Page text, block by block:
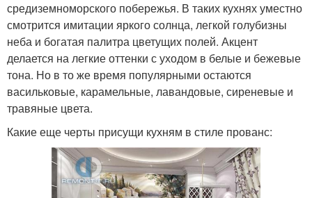
средиземноморского побережья. В таких кухнях уместно
смотрится имитации яркого солнца, легкой голубизны
неба и богатая палитра цветущих полей. Акцент
делается на легкие оттенки с уходом в белые и бежевые
тона. Но в то же время популярными остаются
васильковые, карамельные, лавандовые, сиреневые и
травяные цвета.
Какие еще черты присущи кухням в стиле прованс: